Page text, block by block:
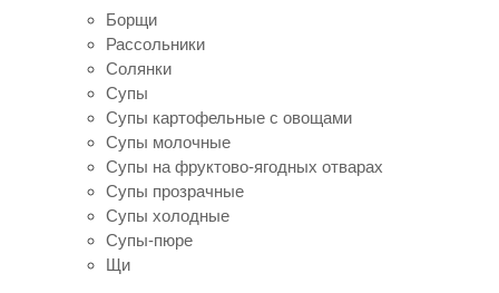
Борщи
Рассольники
Солянки
Супы
Супы картофельные с овощами
Супы молочные
Супы на фруктово-ягодных отварах
Супы прозрачные
Супы холодные
Супы-пюре
Щи